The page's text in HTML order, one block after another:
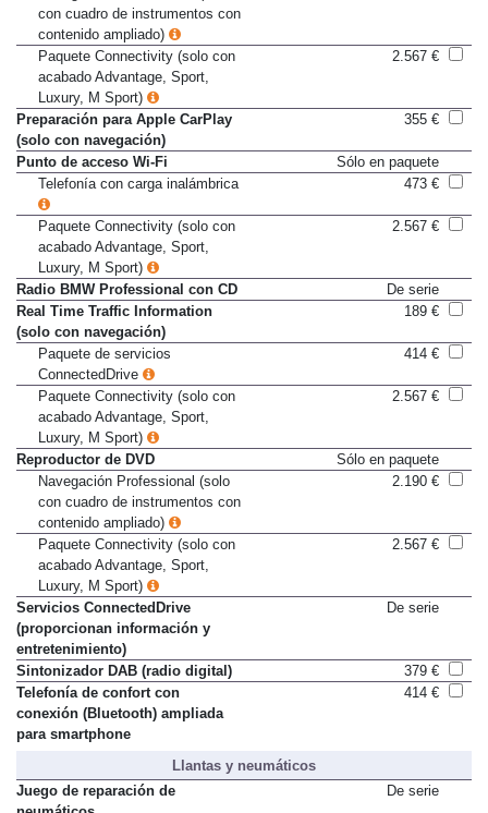
Navegación Professional (solo
con cuadro de instrumentos con
contenido ampliado)
Paquete Connectivity (solo con
acabado Advantage, Sport,
Luxury, M Sport)
Preparación para Apple CarPlay
(solo con navegación)
Punto de acceso Wi-Fi
Sólo en paquete
Telefonía con carga inalámbrica
Paquete Connectivity (solo con
acabado Advantage, Sport,
Luxury, M Sport)
Radio BMW Professional con CD
De serie
Real Time Traffic Information
(solo con navegación)
Paquete de servicios
ConnectedDrive
Paquete Connectivity (solo con
acabado Advantage, Sport,
Luxury, M Sport)
Reproductor de DVD
Sólo en paquete
Navegación Professional (solo
con cuadro de instrumentos con
contenido ampliado)
Paquete Connectivity (solo con
acabado Advantage, Sport,
Luxury, M Sport)
Servicios ConnectedDrive
(proporcionan información y
entretenimiento)
Sintonizador DAB (radio digital)
379 €
Telefonía de confort con
conexión (Bluetooth) ampliada
Llantas y neumáticos
Juego de reparación de